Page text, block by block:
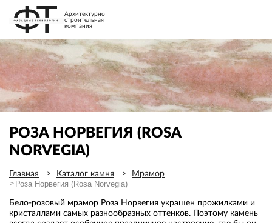
Архитектурно
строительная
компания
РОЗА НОРВЕГИЯ (ROSA
NORVEGIA)
Главная Каталог камня Мрамор
Роза Норвегия (Rosa Norvegia)
Бело-розовый мрамор Роза Норвегия украшен прожилками и
кристаллами самых разнообразных оттенков. Поэтому камень